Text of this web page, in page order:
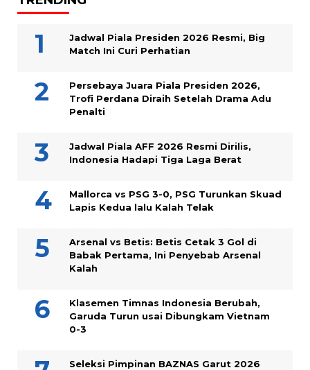
Jadwal Piala Presiden 2026 Resmi, Big
Match Ini Curi Perhatian
Persebaya Juara Piala Presiden 2026,
Trofi Perdana Diraih Setelah Drama Adu
Penalti
Jadwal Piala AFF 2026 Resmi Dirilis,
Indonesia Hadapi Tiga Laga Berat
Mallorca vs PSG 3-0, PSG Turunkan Skuad
Lapis Kedua lalu Kalah Telak
Arsenal vs Betis: Betis Cetak 3 Gol di
Babak Pertama, Ini Penyebab Arsenal
Kalah
Klasemen Timnas Indonesia Berubah,
Garuda Turun usai Dibungkam Vietnam
0-3
Seleksi Pimpinan BAZNAS Garut 2026